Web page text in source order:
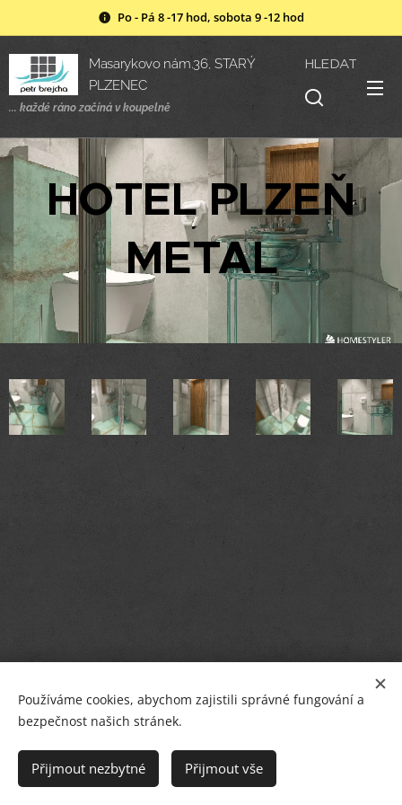
Po - Pá 8 -17 hod, sobota 9 -12 hod
Masarykovo nám.36, STARÝ
PLZENEC
... každé ráno začíná v koupelně
HLEDAT
HOTEL PLZEŇ
METAL
© PETR BREJCHA
OBKLADY, DLAŽBY, KOUPELNY, Masarykovo nám.36, Starý Plzenec
Cookies
Používáme cookies, abychom zajistili správné fungování a
bezpečnost našich stránek.
Přijmout nezbytné Přijmout vše